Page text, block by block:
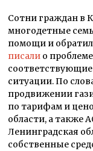
Сотни граждан в
многодетные
помощи и
писали о
ситуации. По
продвижении
по тарифам и
области, а также
Ленинградская
собственные